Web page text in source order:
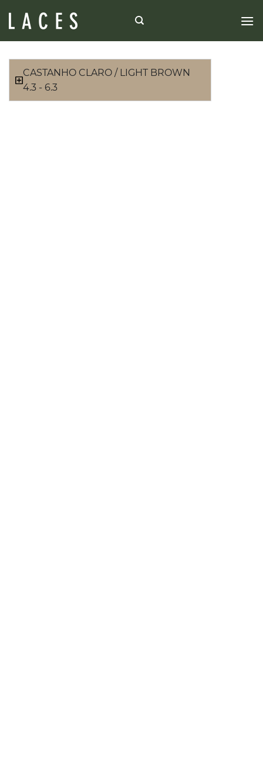
CASTANHO CLARO / LIGHT BROWN
4.3 - 6.3